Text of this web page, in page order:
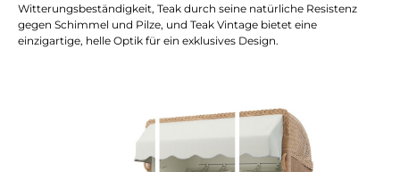
Witterungsbeständigkeit, Teak durch seine natürliche Resistenz
gegen Schimmel und Pilze, und Teak Vintage bietet eine
einzigartige, helle Optik für ein exklusives Design.